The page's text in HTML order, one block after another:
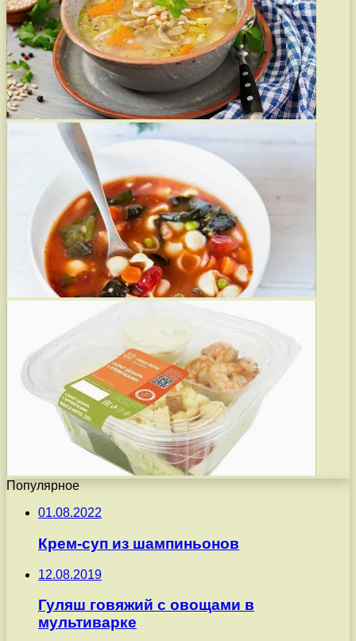
Популярное
01.08.2022
Крем-суп из шампиньонов
12.08.2019
Гуляш говяжий с овощами в
мультиварке